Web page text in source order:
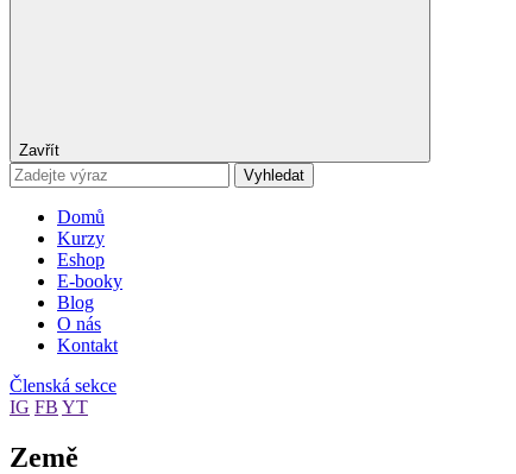
Zavřít
Vyhledat
Domů
Kurzy
Eshop
E-booky
Blog
O nás
Kontakt
Členská sekce
IG FB YT
Země